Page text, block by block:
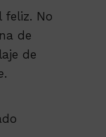
feliz. No
de
de
.